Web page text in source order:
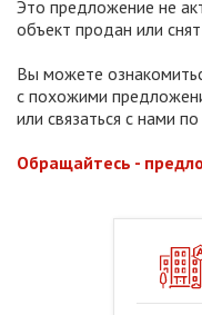
Это предложение не
объект продан или
Вы можете
с похожими
или связаться с нами
Обращайтесь -